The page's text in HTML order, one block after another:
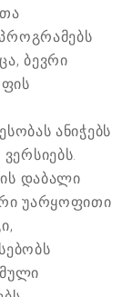
ბევრი
ანიჭებს
დაბალი
უარყოფითი